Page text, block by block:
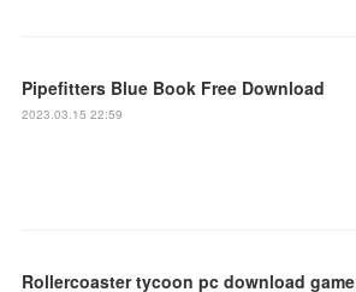
Pipefitters Blue Book Free Download
2023.03.15 22:59
Rollercoaster tycoon pc download game